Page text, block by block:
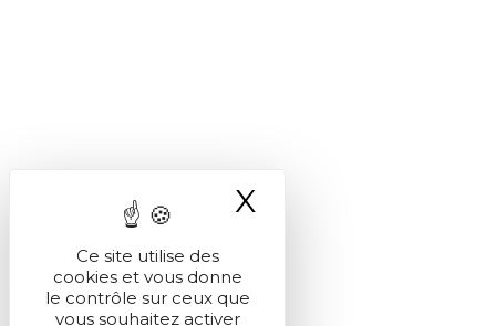
Ce site utilise des
cookies et vous donne
le contrôle sur ceux que
vous souhaitez activer
X